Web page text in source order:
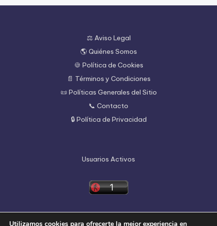
⚖️ Aviso Legal
🌎 Quiénes Somos
🍪 Política de Cookies
📄 Términos y Condiciones
📜 Políticas Generales del Sitio
📞 Contacto
🔒 Política de Privacidad
Usuarios Activos
Utilizamos cookies para ofrecerte la mejor experiencia en